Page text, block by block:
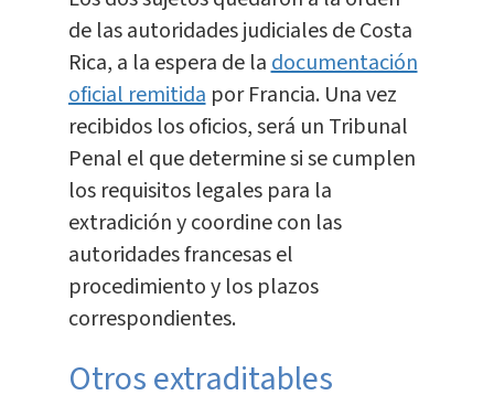
de las autoridades judiciales de Costa
Rica, a la espera de ladocumentación
oficial remitidapor Francia. Una vez
recibidos los oficios, será un Tribunal
Penal el que determine si se cumplen
los requisitos legales para la
extradición y coordine con las
autoridades francesas el
procedimiento y los plazos
correspondientes.
Otros extraditables